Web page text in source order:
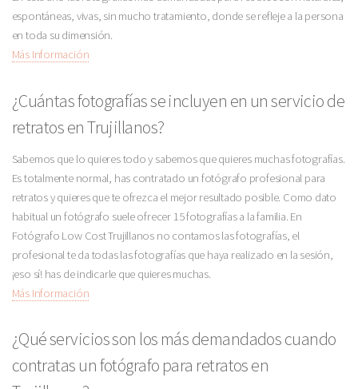
espontáneas, vivas, sin mucho tratamiento, donde se refleje a la persona
en toda su dimensión.
Más Información
¿Cuántas fotografías se incluyen en un servicio de
retratos en Trujillanos?
Sabemos que lo quieres todo y sabemos que quieres muchas fotografías.
Es totalmente normal, has contratado un fotógrafo profesional para
retratos y quieres que te ofrezca el mejor resultado posible. Como dato
habitual un fotógrafo suele ofrecer 15 fotografías a la familia. En
Fotógrafo Low Cost Trujillanos no contamos las fotografías, el
profesional te da todas las fotografías que haya realizado en la sesión,
¡eso sí! has de indicarle que quieres muchas.
Más Información
¿Qué servicios son los más demandados cuando
contratas un fotógrafo para retratos en